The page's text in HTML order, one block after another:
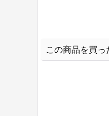
この商品を買